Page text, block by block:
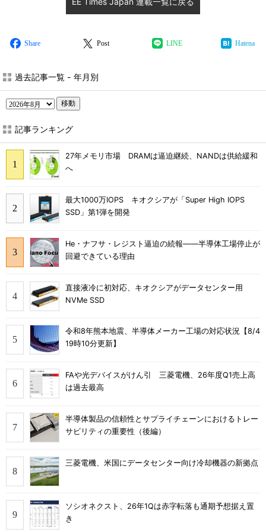
Share Post LINE Hatena
過去記事一覧 - 年月別
移動
記事ランキング
27年メモリ市場 DRAMは逼迫継続、NANDは供給緩和
へ
最大1000万IOPS キオクシアが「Super High IOPS
SSD」第1弾を開発
He・ナフサ・レジスト逼迫の続報――半導体工場停止が
回避できている理由
直接液冷に初対応、キオクシアがデータセンター用
NVMe SSD
令和8年熊本地震、半導体メーカー工場の対応状況【8/4
19時10分更新】
FAや光デバイスがけん引 三菱電機、26年度Q1売上高
は過去最高
半導体製品の信頼性とサプライチェーンにおけるトレー
サビリティの重要性（後編）
三菱電機、米国にデータセンター向け冷却機器の新拠点
ソシオネクスト、26年1Qは赤字転落も通期予想据え置
き